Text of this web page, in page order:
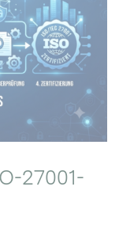
27001-